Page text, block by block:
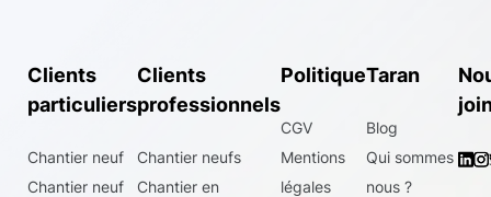
Clients
particuliers
Chantier neuf
Chantier neuf
Clients
professionnels
Chantier neufs
Chantier en
Politique
CGV
Mentions
légales
Taran
Blog
Qui sommes
nous ?